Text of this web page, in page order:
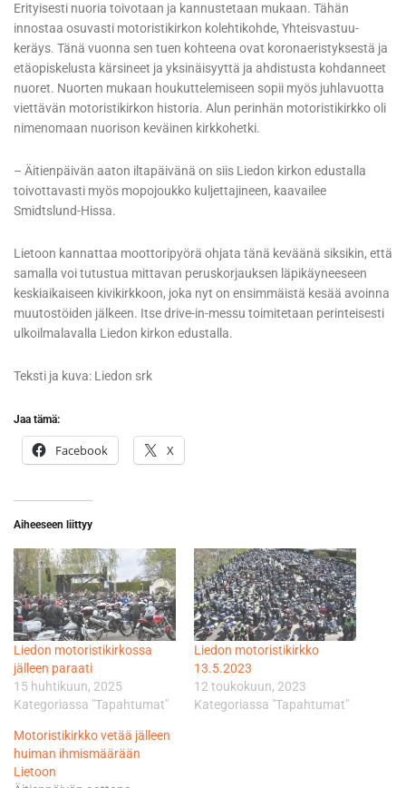
Erityisesti nuoria toivotaan ja kannustetaan mukaan. Tähän
innostaa osuvasti motoristikirkon kolehtikohde, Yhteisvastuu-
keräys. Tänä vuonna sen tuen kohteena ovat koronaeristyksestä ja
etäopiskelusta kärsineet ja yksinäisyyttä ja ahdistusta kohdanneet
nuoret. Nuorten mukaan houkuttelemiseen sopii myös juhlavuotta
viettävän motoristikirkon historia. Alun perinhän motoristikirkko oli
nimenomaan nuorison keväinen kirkkohetki.
– Äitienpäivän aaton iltapäivänä on siis Liedon kirkon edustalla
toivottavasti myös mopojoukko kuljettajineen, kaavailee
Smidtslund-Hissa.
Lietoon kannattaa moottoripyörä ohjata tänä keväänä siksikin, että
samalla voi tutustua mittavan peruskorjauksen läpikäyneeseen
keskiaikaiseen kivikirkkoon, joka nyt on ensimmäistä kesää avoinna
muutostöiden jälkeen. Itse drive-in-messu toimitetaan perinteisesti
ulkoilmalavalla Liedon kirkon edustalla.
Teksti ja kuva: Liedon srk
Jaa tämä:
Facebook X
Aiheeseen liittyy
Liedon motoristikirkossa
jälleen paraati
15 huhtikuun, 2025
Kategoriassa "Tapahtumat"
Liedon motoristikirkko
13.5.2023
12 toukokuun, 2023
Kategoriassa "Tapahtumat"
Motoristikirkko vetää jälleen
huiman ihmismäärään
Lietoon